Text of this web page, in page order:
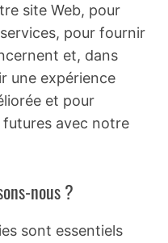
site Web, pour
pour fournir
et, dans
une expérience
et pour
avec notre
nous ?
sont essentiels